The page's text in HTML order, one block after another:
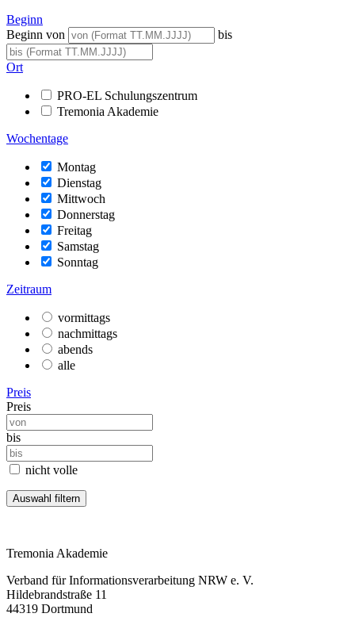
Beginn
Beginn von
bis
Ort
PRO-EL Schulungszentrum
Tremonia Akademie
Wochentage
Montag
Dienstag
Mittwoch
Donnerstag
Freitag
Samstag
Sonntag
Zeitraum
vormittags
nachmittags
abends
alle
Preis
Preis
bis
nicht volle
Tremonia Akademie
Verband für Informationsverarbeitung NRW e. V.
Hildebrandstraße 11
44319 Dortmund